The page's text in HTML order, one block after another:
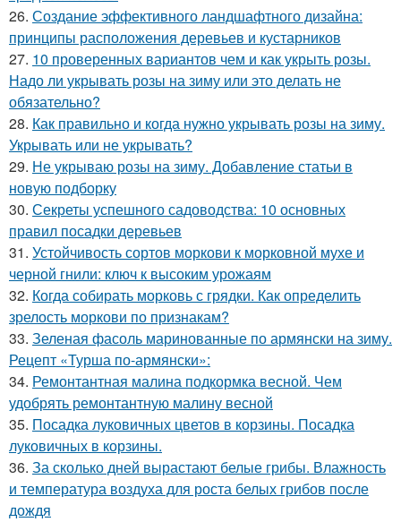
26. Создание эффективного ландшафтного дизайна:
принципы расположения деревьев и кустарников
27. 10 проверенных вариантов чем и как укрыть розы.
Надо ли укрывать розы на зиму или это делать не
обязательно?
28. Как правильно и когда нужно укрывать розы на зиму.
Укрывать или не укрывать?
29. Не укрываю розы на зиму. Добавление статьи в
новую подборку
30. Секреты успешного садоводства: 10 основных
правил посадки деревьев
31. Устойчивость сортов моркови к морковной мухе и
черной гнили: ключ к высоким урожаям
32. Когда собирать морковь с грядки. Как определить
зрелость моркови по признакам?
33. Зеленая фасоль маринованные по армянски на зиму.
Рецепт «Турша по-армянски»:
34. Ремонтантная малина подкормка весной. Чем
удобрять ремонтантную малину весной
35. Посадка луковичных цветов в корзины. Посадка
луковичных в корзины.
36. За сколько дней вырастают белые грибы. Влажность
и температура воздуха для роста белых грибов после
дождя